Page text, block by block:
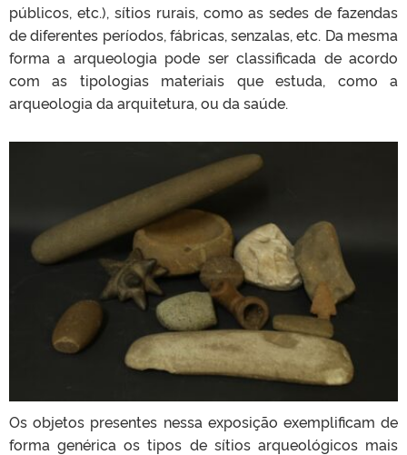
públicos, etc.), sítios rurais, como as sedes de fazendas
de diferentes períodos, fábricas, senzalas, etc. Da mesma
forma a arqueologia pode ser classificada de acordo
com as tipologias materiais que estuda, como a
arqueologia da arquitetura, ou da saúde.
Os objetos presentes nessa exposição exemplificam de
forma genérica os tipos de sítios arqueológicos mais